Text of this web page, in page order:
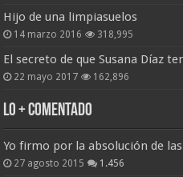
Hijo de una limpiasuelos
14 marzo 2016 318,995
El secreto de que Susana Díaz
22 mayo 2017 162,896
Lo + Comentado
Yo firmo por la absolución de
27 agosto 2015 1.456